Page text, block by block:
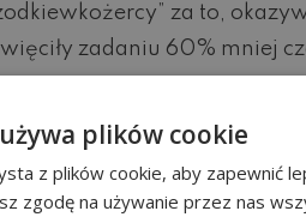
za to,
zadaniu 60% mniej
plików cookie
z plików cookie, aby zapewnić
zgodę na używanie przez nas